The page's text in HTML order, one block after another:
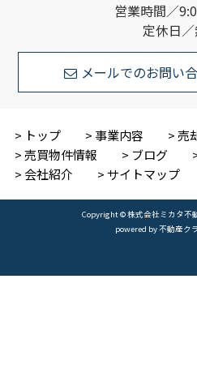
営業時間／
定休日
メールでのお問い
トップ 事業内容
売
売買物件情報
ブログ
会社紹介
サイトマップ
Copyright © 株式会社ミカタ不
powered by 不動産ク